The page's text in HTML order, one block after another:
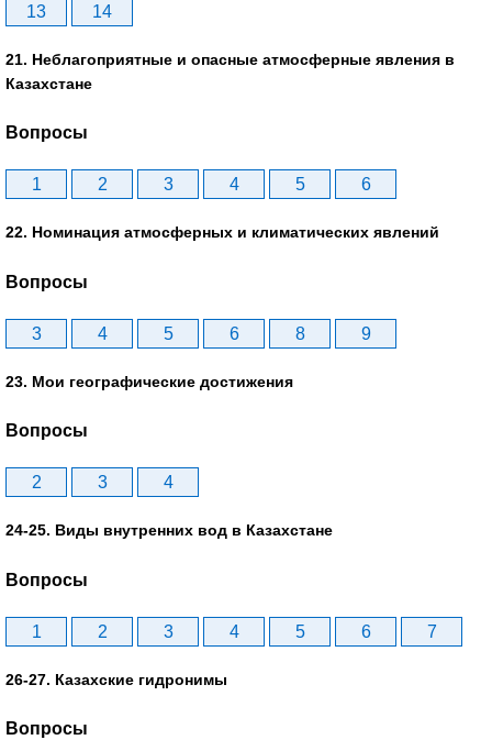
13
14
21. Неблагоприятные и опасные атмосферные явления в
Казахстане
Вопросы
1 2 3 4 5 6
22. Номинация атмосферных и климатических явлений
Вопросы
3 4 5 6 8 9
23. Мои географические достижения
Вопросы
2 3 4
24-25. Виды внутренних вод в Казахстане
Вопросы
1 2 3 4 5 6 7
26-27. Казахские гидронимы
Вопросы